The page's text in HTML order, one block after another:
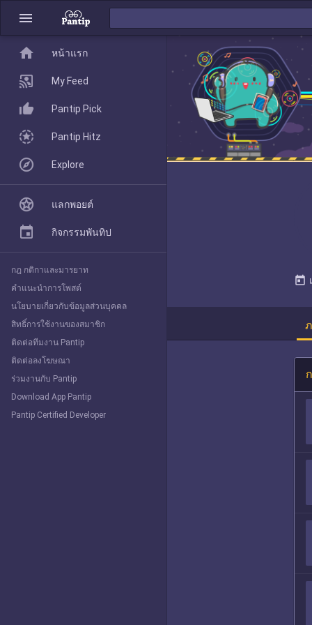
menu
today
home
Pantip Pick
Explore
home หน้าแรก
My Feed
Pantip Pick
Pantip Hitz
Explore
แลกพอยต์
กิจกรรมพันทิป
กฎ กติกาและมารยาท
คำแนะนำการโพสต์
นโยบายเกี่ยวกับข้อมูลส่วนบุคคล
สิทธิ์การใช้งานของสมาชิก
ติดต่อทีมงาน Pantip
ติดต่อลงโฆษณา
ร่วมงานกับ Pantip
Download App Pantip
Pantip Certified Developer